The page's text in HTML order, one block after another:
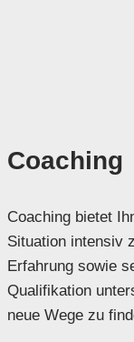
Coaching
Coaching bietet
Situation intensiv
Erfahrung sowie
Qualifikation
neue Wege zu